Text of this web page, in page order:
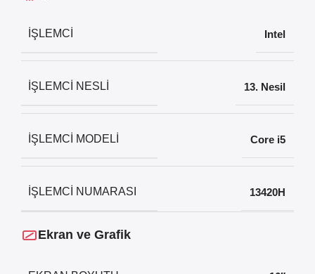
İŞLEMCI Intel
İŞLEMCI NESLI 13. Nesil
İŞLEMCI MODELI Core i5
İŞLEMCI NUMARASI 13420H
Ekran ve Grafik